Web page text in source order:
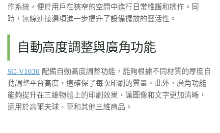
作系統，便於用戶在狹窄的空間中進行日常維護和操作。同
時，無線連接選項進一步提升了設備擺放的靈活性。
自動高度調整與廣角功能
SC-V1030 配備自動高度調整功能，能夠根據不同材質的厚度自
動調整平台高度，這確保了每次印刷的質量。此外，廣角功能
能夠提升在三維物體上的印刷效果，讓圖像和文字更加清晰，
適用於高爾夫球、筆和其他三維商品。